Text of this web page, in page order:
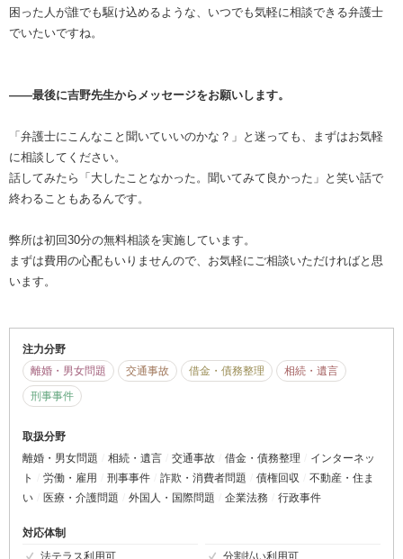
困った人が誰でも駆け込めるような、いつでも気軽に相談できる弁護士
でいたいですね。
――最後に吉野先生からメッセージをお願いします。
「弁護士にこんなこと聞いていいのかな？」と迷っても、まずはお気軽
に相談してください。
話してみたら「大したことなかった。聞いてみて良かった」と笑い話で
終わることもあるんです。
弊所は初回30分の無料相談を実施しています。
まずは費用の心配もいりませんので、お気軽にご相談いただければと思
います。
注力分野
離婚・男女問題
交通事故 借金・債務整理
相続・遺言
刑事事件
取扱分野
離婚・男女問題
相続・遺言 交通事故 借金・債務整理
インターネッ
ト
労働・雇用 刑事事件 詐欺・消費者問題 債権回収
不動産・住ま
い
医療・介護問題 外国人・国際問題 企業法務 行政事件
対応体制